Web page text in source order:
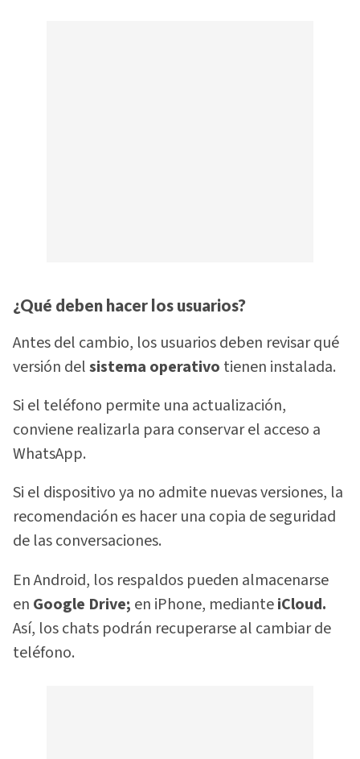
¿Qué deben hacer los usuarios?
Antes del cambio, los usuarios deben revisar qué
versión delsistema operativo tienen instalada.
Si el teléfono permite una actualización,
conviene realizarla para conservar el acceso a
WhatsApp.
Si el dispositivo ya no admite nuevas versiones, la
recomendación es hacer una copia de seguridad
de las conversaciones.
En Android, los respaldos pueden almacenarse
en Google Drive; en iPhone, medianteiCloud.
Así, los chats podrán recuperarse al cambiar de
teléfono.